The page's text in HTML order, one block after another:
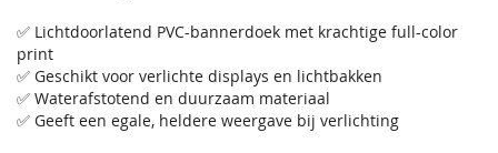
✅ Lichtdoorlatend PVC-bannerdoek met krachtige full-color
print
✅ Geschikt voor verlichte displays en lichtbakken
✅ Waterafstotend en duurzaam materiaal
✅ Geeft een egale, heldere weergave bij verlichting